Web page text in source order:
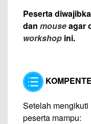
Peserta
dan mouseagar
workshop ini.
Setelah mengikuti
peserta mampu: